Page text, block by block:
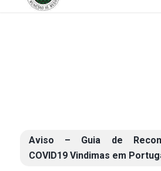
Aviso – Guia de
COVID19 Vindimas em